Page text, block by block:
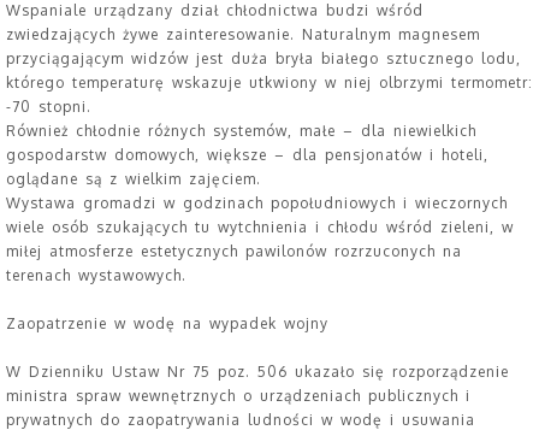
Wspaniale urządzany dział chłodnictwa budzi wśród
zwiedzających żywe zainteresowanie. Naturalnym magnesem
przyciągającym widzów jest duża bryła białego sztucznego lodu,
którego temperaturę wskazuje utkwiony w niej olbrzymi termometr:
-70 stopni.
Również chłodnie różnych systemów, małe – dla niewielkich
gospodarstw domowych, większe – dla pensjonatów i hoteli,
oglądane są z wielkim zajęciem.
Wystawa gromadzi w godzinach popołudniowych i wieczornych
wiele osób szukających tu wytchnienia i chłodu wśród zieleni, w
miłej atmosferze estetycznych pawilonów rozrzuconych na
terenach wystawowych.
Zaopatrzenie w wodę na wypadek wojny
W Dzienniku Ustaw Nr 75 poz. 506 ukazało się rozporządzenie
ministra spraw wewnętrznych o urządzeniach publicznych i
prywatnych do zaopatrywania ludności w wodę i usuwania